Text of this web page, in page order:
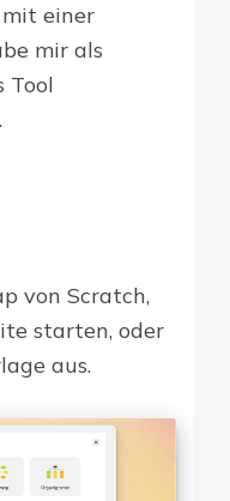
einer
mir als
Tool
von Scratch,
starten, oder
aus.